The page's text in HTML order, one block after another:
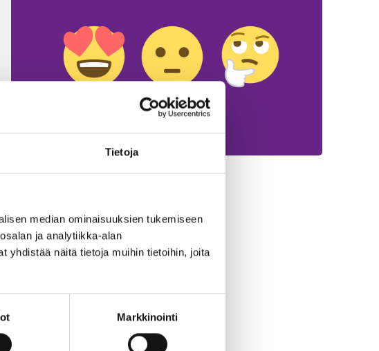
Tietoja
median ominaisuuksien tukemiseen
ja analytiikka-alan
yhdistää näitä tietoja muihin tietoihin, joita
Markkinointi
Seniorit Vaikuttaminen